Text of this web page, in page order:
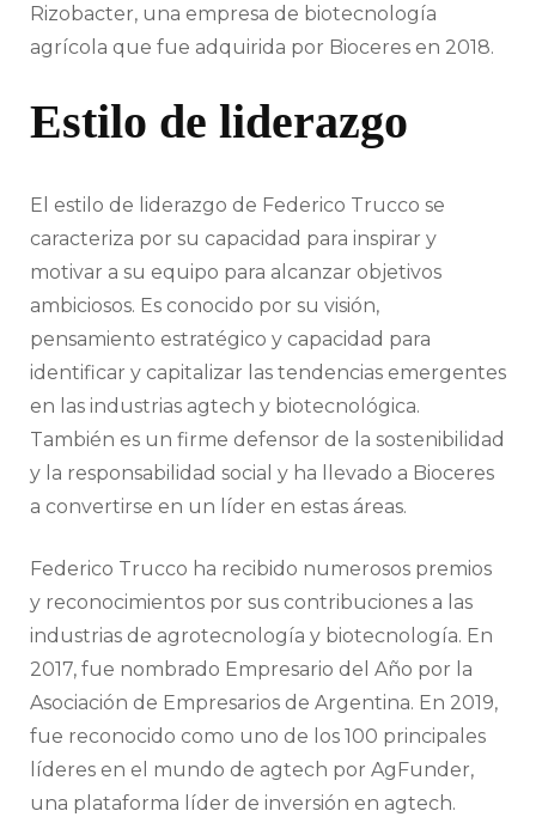
Rizobacter, una empresa de biotecnología
agrícola que fue adquirida por Bioceres en 2018.
Estilo de liderazgo
El estilo de liderazgo de Federico Trucco se
caracteriza por su capacidad para inspirar y
motivar a su equipo para alcanzar objetivos
ambiciosos. Es conocido por su visión,
pensamiento estratégico y capacidad para
identificar y capitalizar las tendencias emergentes
en las industrias agtech y biotecnológica.
También es un firme defensor de la sostenibilidad
y la responsabilidad social y ha llevado a Bioceres
a convertirse en un líder en estas áreas.
Federico Trucco ha recibido numerosos premios
y reconocimientos por sus contribuciones a las
industrias de agrotecnología y biotecnología. En
2017, fue nombrado Empresario del Año por la
Asociación de Empresarios de Argentina. En 2019,
fue reconocido como uno de los 100 principales
líderes en el mundo de agtech por AgFunder,
una plataforma líder de inversión en agtech.